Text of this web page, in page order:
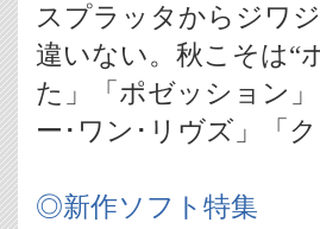
スプラッタからジワ
違いない。秋こそは
た」「ポゼッション
ー･ワン･リヴズ」「ク
◎新作ソフト特集